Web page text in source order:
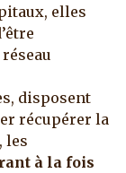
elles
disposent
récupérer la
les
à la fois